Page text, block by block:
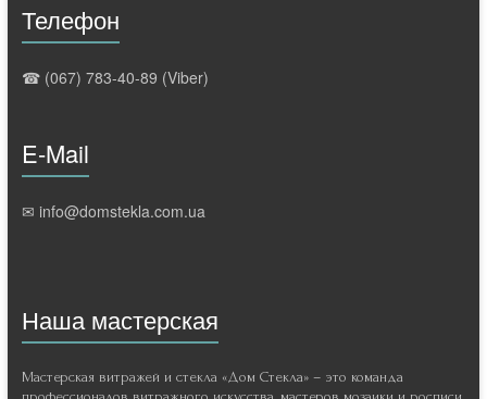
Телефон
☎ (067) 783-40-89 (Viber)
E-Mail
✉ info@domstekla.com.ua
Наша мастерская
Мастерская витражей и стекла «Дом Стекла» – это команда